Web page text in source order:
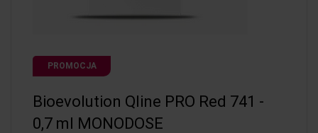
PROMOCJA
Bioevolution Qline PRO Red 741 -
0,7 ml MONODOSE